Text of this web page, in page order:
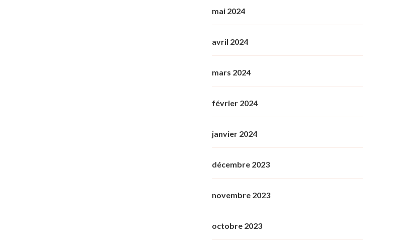
mai 2024
avril 2024
mars 2024
février 2024
janvier 2024
décembre 2023
novembre 2023
octobre 2023